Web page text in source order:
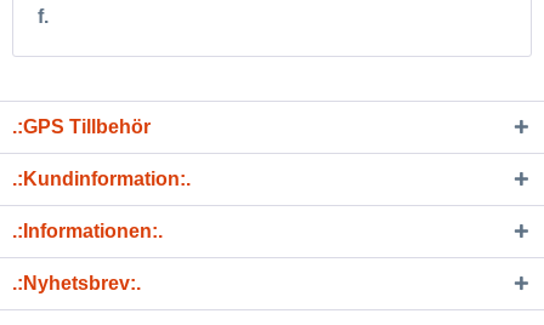
f.
.:GPS Tillbehör
.:Kundinformation:.
.:Informationen:.
.:Nyhetsbrev:.